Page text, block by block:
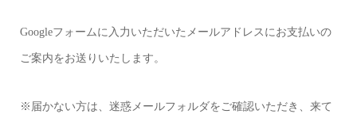
Googleフォームに入力いただいたメールアドレスにお支払いの
ご案内をお送りいたします。
※届かない方は、迷惑メールフォルダをご確認いただき、来て